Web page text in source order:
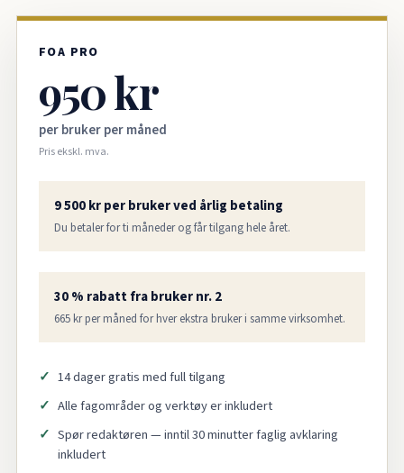
FOA PRO
950 kr
per bruker per måned
Pris ekskl. mva.
9 500 kr per bruker ved årlig betaling
Du betaler for ti måneder og får tilgang hele året.
30 % rabatt fra bruker nr. 2
665 kr per måned for hver ekstra bruker i samme virksomhet.
14 dager gratis med full tilgang
Alle fagområder og verktøy er inkludert
Spør redaktøren — inntil 30 minutter faglig avklaring
inkludert